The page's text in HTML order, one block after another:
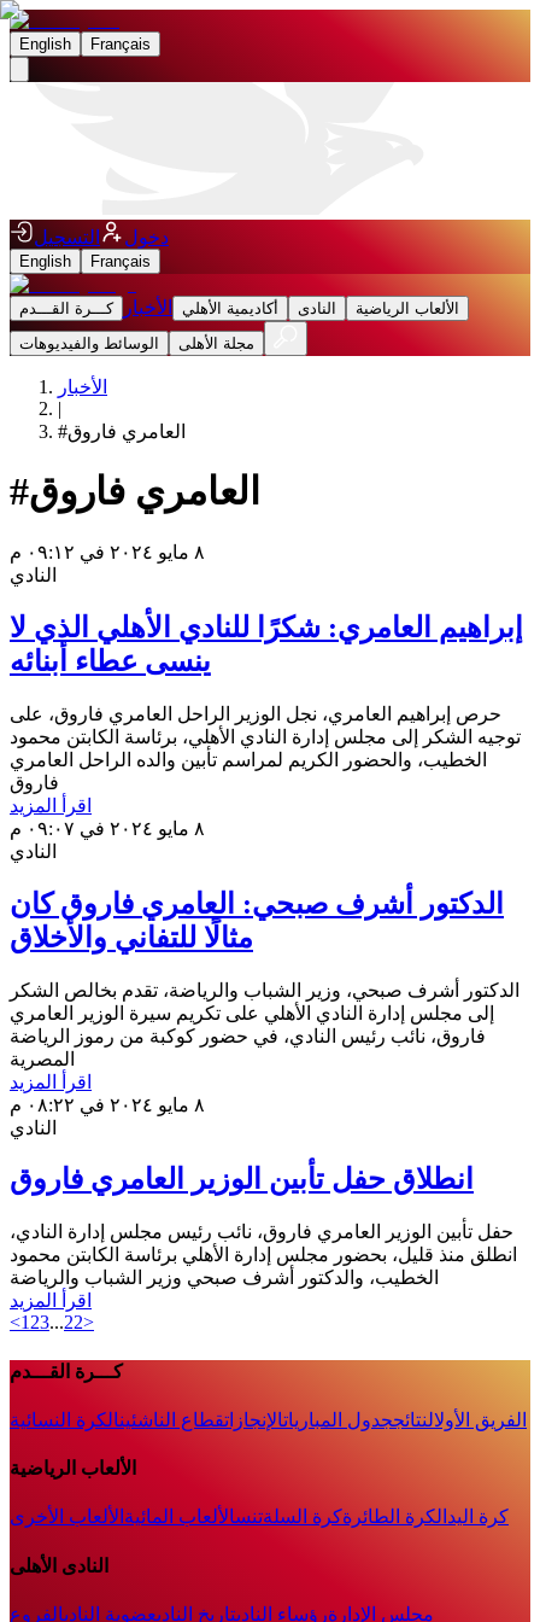
English Français
دخول التسجيل
English Français
كـــرة القـــدم الأخبار أكاديمية الأهلي النادى
الألعاب الرياضية
الوسائط والفيديوهات
مجلة الأهلى
الأخبار
|
#العامري فاروق
#العامري فاروق
٨ مايو ٢٠٢٤ في ٠٩:١٢ م
النادي
إبراهيم العامري: شكرًا للنادي الأهلي الذي لا
ينسى عطاء أبنائه
حرص إبراهيم العامري، نجل الوزير الراحل العامري فاروق، على
توجيه الشكر إلى مجلس إدارة النادي الأهلي، برئاسة الكابتن محمود
الخطيب، والحضور الكريم لمراسم تأبين والده الراحل العامري
فاروق
اقرأ المزيد
٨ مايو ٢٠٢٤ في ٠٩:٠٧ م
النادي
الدكتور أشرف صبحي: العامري فاروق كان
مثالًا للتفاني والأخلاق
الدكتور أشرف صبحي، وزير الشباب والرياضة، تقدم بخالص الشكر
إلى مجلس إدارة النادي الأهلي على تكريم سيرة الوزير العامري
فاروق، نائب رئيس النادي، في حضور كوكبة من رموز الرياضة
المصرية
اقرأ المزيد
٨ مايو ٢٠٢٤ في ٠٨:٢٢ م
النادي
انطلاق حفل تأبين الوزير العامري فاروق
حفل تأبين الوزير العامري فاروق، نائب رئيس مجلس إدارة النادي،
انطلق منذ قليل، بحضور مجلس إدارة الأهلي برئاسة الكابتن محمود
الخطيب، والدكتور أشرف صبحي وزير الشباب والرياضة
اقرأ المزيد
<1 23...22>
كـــرة القـــدم
الفريق الأولالنتائججدول المبارياتالإنجازاتقطاع الناشئينالكرة النسائية
الألعاب الرياضية
كرة اليد الكرة الطائرةكرة السلةتنسالألعاب المائية الألعاب الأخرى
النادى الأهلى
مجلس الإدارةرؤساء النادىتاريخ النادىعضوية النادىالفروع